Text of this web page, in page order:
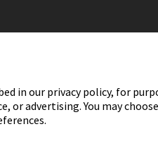
in our privacy policy, for
or advertising. You may